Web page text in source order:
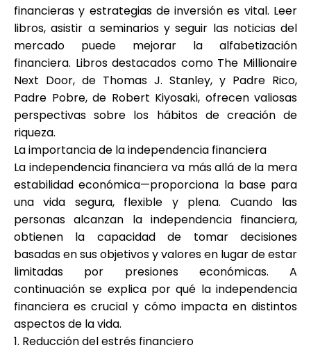
financieras y estrategias de inversión es vital. Leer
libros, asistir a seminarios y seguir las noticias del
mercado puede mejorar la alfabetización
financiera. Libros destacados como The Millionaire
Next Door, de Thomas J. Stanley, y Padre Rico,
Padre Pobre, de Robert Kiyosaki, ofrecen valiosas
perspectivas sobre los hábitos de creación de
riqueza.
La importancia de la independencia financiera
La independencia financiera va más allá de la mera
estabilidad económica—proporciona la base para
una vida segura, flexible y plena. Cuando las
personas alcanzan la independencia financiera,
obtienen la capacidad de tomar decisiones
basadas en sus objetivos y valores en lugar de estar
limitadas por presiones económicas. A
continuación se explica por qué la independencia
financiera es crucial y cómo impacta en distintos
aspectos de la vida.
1. Reducción del estrés financiero